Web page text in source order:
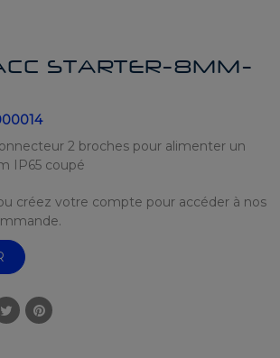
STARTER-8MM-
2 broches pour alimenter un
IP65 coupé
créez votre compte pour accéder à nos